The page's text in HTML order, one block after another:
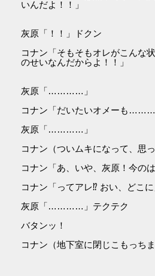
いんだよ！！」
灰原「！！」ドクン
コナン「そもそもオレがこんな
のせいなんだからよ！！」
灰原「…………」
コナン「だいたいオメーも
灰原「…………」
コナン（ついムキになって、思
コナン「あ、いや、灰原！今のは
コナン「ってアレ⁉ おい、どこに
灰原「…………」テクテク
バタンッ！
コナン（地下室に閉じこもっち